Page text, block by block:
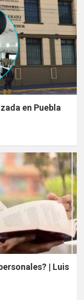
en Puebla
| Luis